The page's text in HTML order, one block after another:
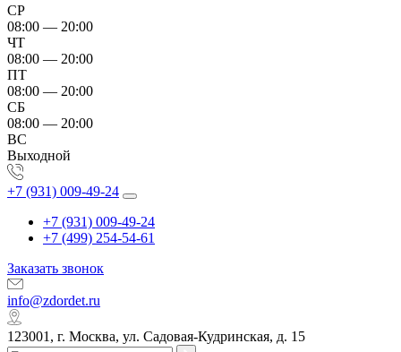
СР
08:00 — 20:00
ЧТ
08:00 — 20:00
ПТ
08:00 — 20:00
СБ
08:00 — 20:00
ВС
Выходной
+7 (931) 009-49-24
+7 (931) 009-49-24
+7 (499) 254-54-61
Заказать звонок
info@zdordet.ru
123001, г. Москва, ул. Садовая-Кудринская, д. 15